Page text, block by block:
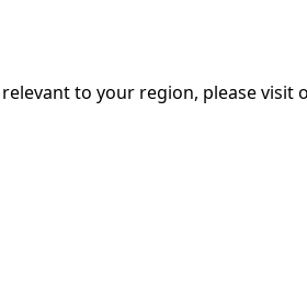
to your region, please visit